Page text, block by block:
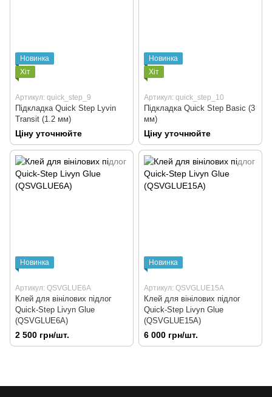
Новинка
Хіт
Артикул: quick_step_9
Підкладка Quick Step Lyvin
Transit (1.2 мм)
Ціну уточнюйте
Новинка
Хіт
Артикул: quick_step_10
Підкладка Quick Step Basic (3
мм)
Ціну уточнюйте
Новинка
Артикул: QSVGLUE6A
Клей для вінілових підлог
Quick-Step Livyn Glue
(QSVGLUE6A)
2 500 грн/шт.
Новинка
Артикул: QSVGLUE15A
Клей для вінілових підлог
Quick-Step Livyn Glue
(QSVGLUE15A)
6 000 грн/шт.